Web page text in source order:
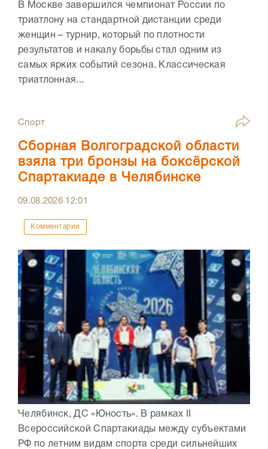
В Москве завершился чемпионат России по
триатлону на стандартной дистанции среди
женщин – турнир, который по плотности
результатов и накалу борьбы стал одним из
самых ярких событий сезона. Классическая
триатлонная...
Спорт
Сборная Волгоградской области
взяла три бронзы на боксёрской
Спартакиаде в Челябинске
09.08.2026 12:01
Комментарии
Челябинск, ДС «Юность». В рамках II
Всероссийской Спартакиады между субъектами
РФ по летним видам спорта среди сильнейших